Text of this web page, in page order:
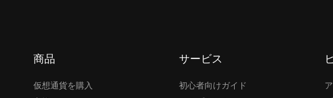
商品
仮想通貨を購入
サービス
初心者向けガイド